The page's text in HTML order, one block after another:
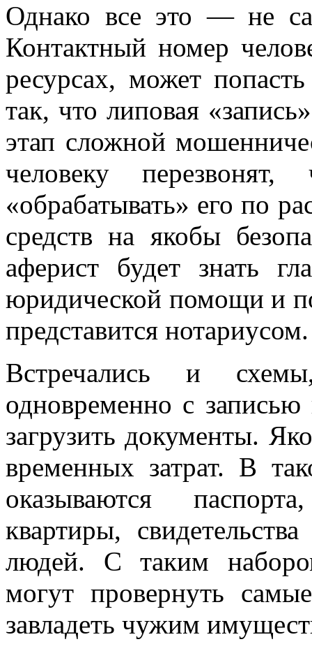
Однако все это — не
Контактный номер
ресурсах, может
так, что липовая
этап сложной
человеку
«обрабатывать» его по
средств на якобы
аферист будет знать
юридической помощи и
представится нотариусом.
Встречались и
одновременно с записью
загрузить документы.
временных затрат. В
оказываются
квартиры,
людей. С таким
могут провернуть
завладеть чужим